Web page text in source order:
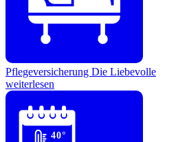
Pflegeversicherung Die Liebevolle
weiterlesen
40°